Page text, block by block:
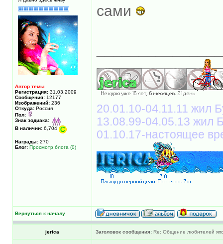
Автор темы
Регистрация: 31.03.2009
Сообщения: 12177
Изображений: 236
Откуда: Россия
Пол:
Знак зодиака:
В наличии: 6,704
Награды: 270
Блог: Просмотр блога (0)
сами
20.01.10-04.11.11 жил
13.08.99-04.05.13 жил
01.10.17-настоящее
Вернуться к началу
jerica Заголовок сообщения: Re: Общение любителей